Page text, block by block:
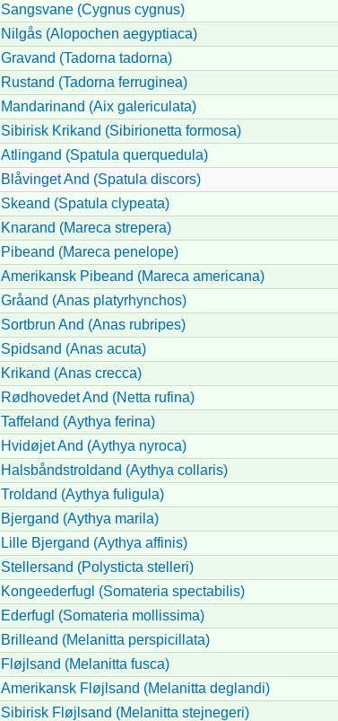
Sangsvane (Cygnus cygnus)
Nilgås (Alopochen aegyptiaca)
Gravand (Tadorna tadorna)
Rustand (Tadorna ferruginea)
Mandarinand (Aix galericulata)
Sibirisk Krikand (Sibirionetta formosa)
Atlingand (Spatula querquedula)
Blåvinget And (Spatula discors)
Skeand (Spatula clypeata)
Knarand (Mareca strepera)
Pibeand (Mareca penelope)
Amerikansk Pibeand (Mareca americana)
Gråand (Anas platyrhynchos)
Sortbrun And (Anas rubripes)
Spidsand (Anas acuta)
Krikand (Anas crecca)
Rødhovedet And (Netta rufina)
Taffeland (Aythya ferina)
Hvidøjet And (Aythya nyroca)
Halsbåndstroldand (Aythya collaris)
Troldand (Aythya fuligula)
Bjergand (Aythya marila)
Lille Bjergand (Aythya affinis)
Stellersand (Polysticta stelleri)
Kongeederfugl (Somateria spectabilis)
Ederfugl (Somateria mollissima)
Brilleand (Melanitta perspicillata)
Fløjlsand (Melanitta fusca)
Amerikansk Fløjlsand (Melanitta deglandi)
Sibirisk Fløjlsand (Melanitta stejnegeri)